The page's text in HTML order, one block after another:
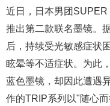
近日，日本男团
推出第二款联名墨镜。
后，持续受光敏感症状
眩晕等不适症状。为此
蓝色墨镜，却因此遭遇
作的TRIP系列以"随心